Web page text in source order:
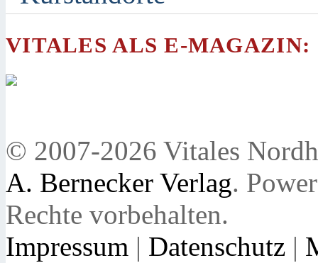
VITALES ALS E-MAGAZIN:
© 2007-2026 Vitales
A. Bernecker Verlag.
Rechte vorbehalten.
Impressum | Datenschutz |